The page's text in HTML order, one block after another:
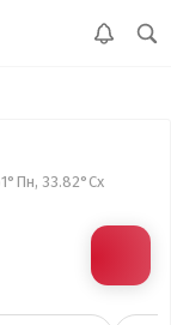
33.82°Сх